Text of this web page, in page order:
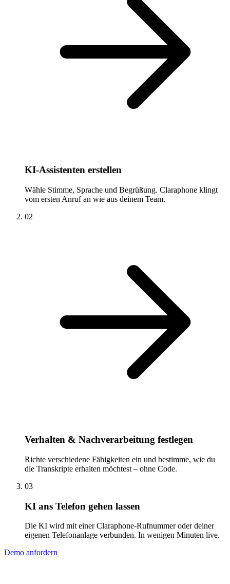
KI-Assistenten erstellen
Wähle Stimme, Sprache und Begrüßung. Claraphone klingt
vom ersten Anruf an wie aus deinem Team.
02
Verhalten & Nachverarbeitung festlegen
Richte verschiedene Fähigkeiten ein und bestimme, wie du
die Transkripte erhalten möchtest – ohne Code.
03
KI ans Telefon gehen lassen
Die KI wird mit einer Claraphone-Rufnummer oder deiner
eigenen Telefonanlage verbunden. In wenigen Minuten live.
Demo anfordern